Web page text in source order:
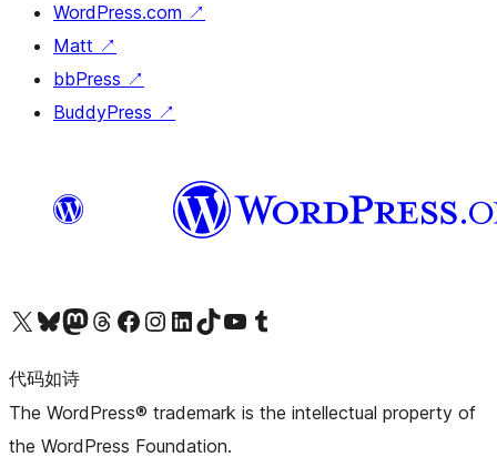
WordPress.com ↗
Matt ↗
bbPress ↗
BuddyPress ↗
关注我们的 X（原 Twitter）账号访问我们的 Bluesky 账号关注我们的 Mastodon 账号访问我们的 Threads 账号 访问我们的 Facebook 公共主页关注我们的 Instagram 账号 关注我们的 LinkedIn 主页访问我们的 TikTok 账号访问我们的 YouTube 频道 访问我们的 Tumblr 账号
代码如诗
The WordPress® trademark is the intellectual property of
the WordPress Foundation.